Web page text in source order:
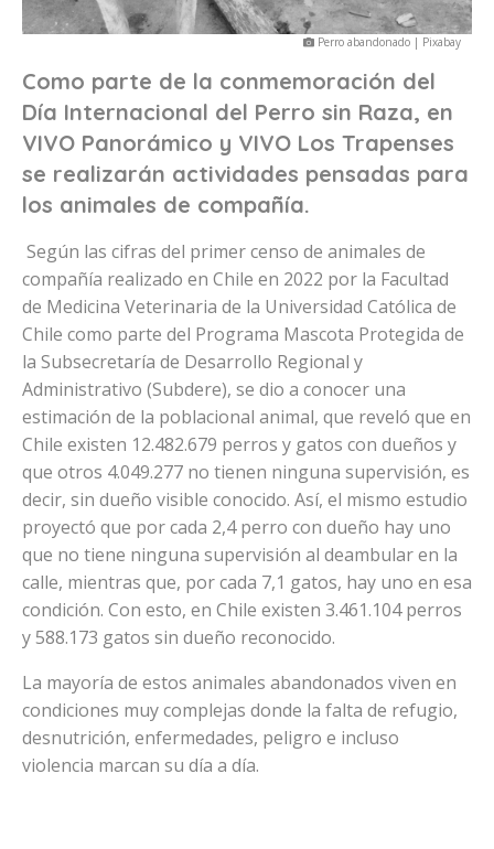
Perro abandonado | Pixabay
Como parte de la conmemoración del
Día Internacional del Perro sin Raza, en
VIVO Panorámico y VIVO Los Trapenses
se realizarán actividades pensadas para
los animales de compañía.
Según las cifras del primer censo de animales de
compañía realizado en Chile en 2022 por la Facultad
de Medicina Veterinaria de la Universidad Católica de
Chile como parte del Programa Mascota Protegida de
la Subsecretaría de Desarrollo Regional y
Administrativo (Subdere), se dio a conocer una
estimación de la poblacional animal, que reveló que en
Chile existen 12.482.679 perros y gatos con dueños y
que otros 4.049.277 no tienen ninguna supervisión, es
decir, sin dueño visible conocido. Así, el mismo estudio
proyectó que por cada 2,4 perro con dueño hay uno
que no tiene ninguna supervisión al deambular en la
calle, mientras que, por cada 7,1 gatos, hay uno en esa
condición. Con esto, en Chile existen 3.461.104 perros
y 588.173 gatos sin dueño reconocido.
La mayoría de estos animales abandonados viven en
condiciones muy complejas donde la falta de refugio,
desnutrición, enfermedades, peligro e incluso
violencia marcan su día a día.